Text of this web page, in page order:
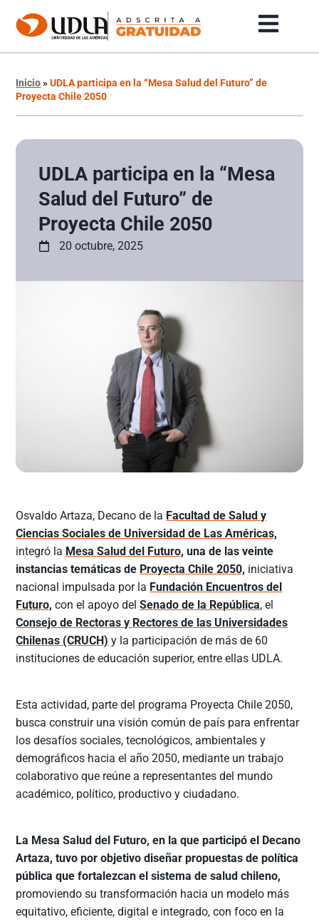
Inicio»UDLA participa en la “Mesa Salud del Futuro” de
Proyecta Chile 2050
UDLA participa en la “Mesa
Salud del Futuro” de
Proyecta Chile 2050
20 octubre, 2025
Osvaldo Artaza, Decano de la Facultad de Salud y
Ciencias Sociales de Universidad de Las Américas,
integró la Mesa Salud del Futuro, una de las veinte
instancias temáticas de Proyecta Chile 2050, iniciativa
nacional impulsada por la Fundación Encuentros del
Futuro, con el apoyo delSenado de la República, el
Consejo de Rectoras y Rectores de las Universidades
Chilenas (CRUCH) y la participación de más de 60
instituciones de educación superior, entre ellas UDLA.
Esta actividad, parte del programa Proyecta Chile 2050,
busca construir una visión común de país para enfrentar
los desafíos sociales, tecnológicos, ambientales y
demográficos hacia el año 2050, mediante un trabajo
colaborativo que reúne a representantes del mundo
académico, político, productivo y ciudadano.
La Mesa Salud del Futuro, en la que participó el Decano
Artaza, tuvo por objetivo diseñar propuestas de política
pública que fortalezcan el sistema de salud chileno,
promoviendo su transformación hacia un modelo más
equitativo, eficiente, digital e integrado, con foco en la